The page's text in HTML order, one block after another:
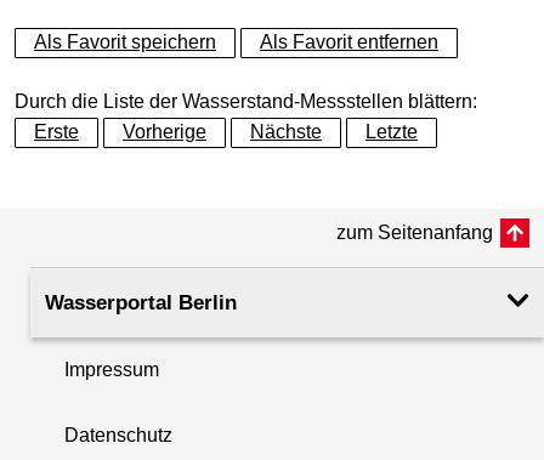
+
−
Als Favorit speichern Als Favorit entfernen
Durch die Liste der Wasserstand-Messstellen blättern:
Erste
Vorherige Nächste Letzte
zum Seitenanfang
Wasserportal Berlin
Impressum
Datenschutz